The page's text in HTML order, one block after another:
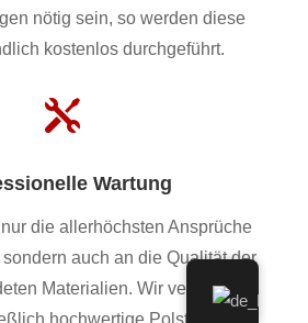
nötig sein, so werden diese
kostenlos durchgeführt.

Wartung
die allerhöchsten Ansprüche
auch an die Qualität der
Materialien. Wir verwenden